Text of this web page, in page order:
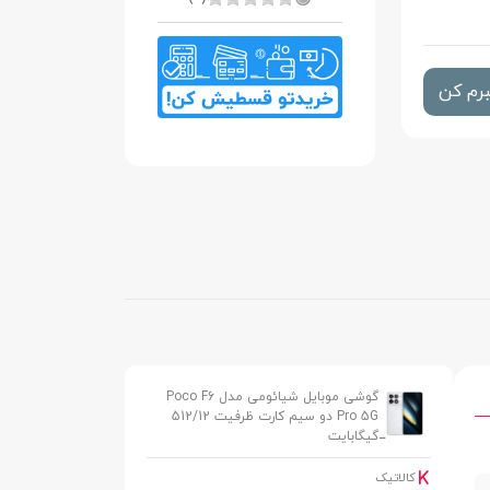
کن
گوشی موبایل شیائومی مدل Poco F6
Pro 5G دو سیم کارت ظرفیت 512/12
گیگابایت
کالاتیک